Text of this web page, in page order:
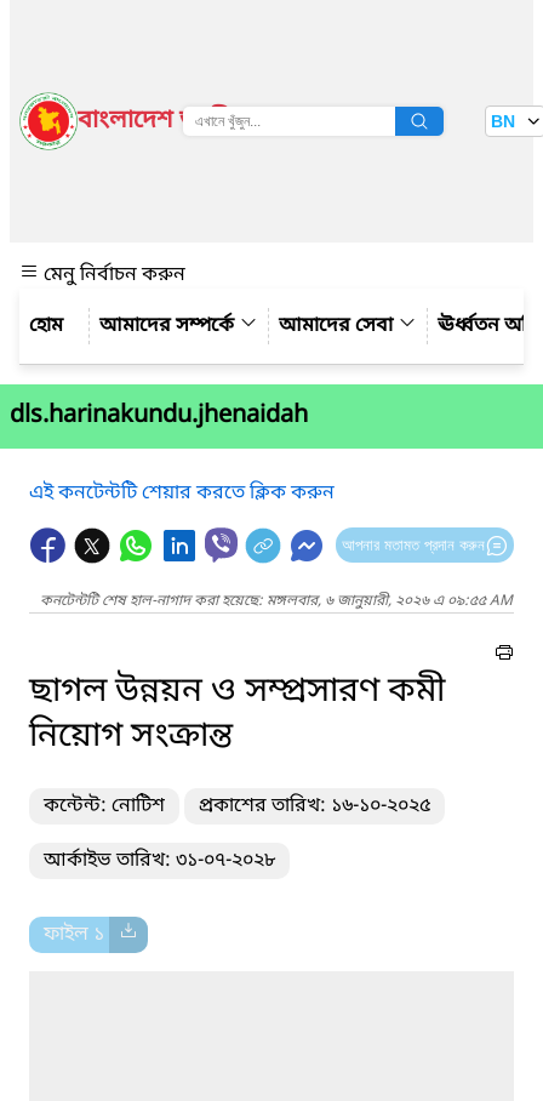
বাংলাদেশ জাতীয় তথ্য বাতায়ন BN
মেনু নির্বাচন করুন
আমাদের সম্পর্কে
আমাদের সেবা ঊর্ধ্বতন
dls.harinakundu.jhenaidah
এই কনটেন্টটি শেয়ার করতে ক্লিক করুন
আপনার মতামত প্রদান করুন
কনটেন্টটি শেষ হাল-নাগাদ করা হয়েছে: মঙ্গলবার, ৬ জানুয়ারী, ২০২৬ এ ০৯:৫৫ AM
ছাগল উন্নয়ন ও সম্প্রসারণ কমী
নিয়োগ সংক্রান্ত
কন্টেন্ট: নোটিশ প্রকাশের তারিখ: ১৬-১০-২০২৫
আর্কাইভ তারিখ: ৩১-০৭-২০২৮
ফাইল ১